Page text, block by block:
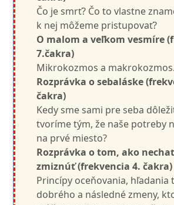
Čo je smrť? Čo to vlastne
k nej môžeme pristupovať?
O malom a veľkom vesmíre
7.čakra)
Mikrokozmos a makrokozmos.
Rozprávka o sebaláske
čakra)
Kedy sme sami pre seba
tvoríme tým, že naše potreby
na prvé miesto?
Rozprávka o tom, ako
zmiznúť (frekvencia 4. čakra)
Princípy oceňovania, hľadania
dobrého a následné zmeny,